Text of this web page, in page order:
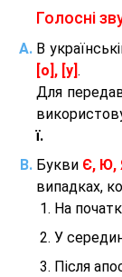
Голосні
В
[о], [у] .
Для
ї.
Букви Є, Ю,
випадках,
На
У
Після